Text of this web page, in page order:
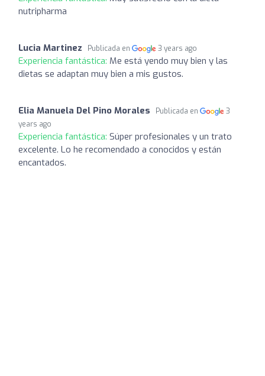
nutripharma
Lucia Martinez Publicada en 3 years ago
Experiencia fantástica: Me está yendo muy bien y las
dietas se adaptan muy bien a mis gustos.
Elia Manuela Del Pino Morales Publicada en
3
years ago
Experiencia fantástica: Súper profesionales y un trato
excelente. Lo he recomendado a conocidos y están
encantados.